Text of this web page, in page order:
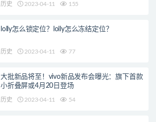
历史 2023-04-11 155
lolly怎么锁定位？lolly怎么冻结定位？
历史 2023-04-11 77
大批新品将至！vivo新品发布会曝光：旗下首款
小折叠屏或4月20日登场
历史 2023-04-11 54